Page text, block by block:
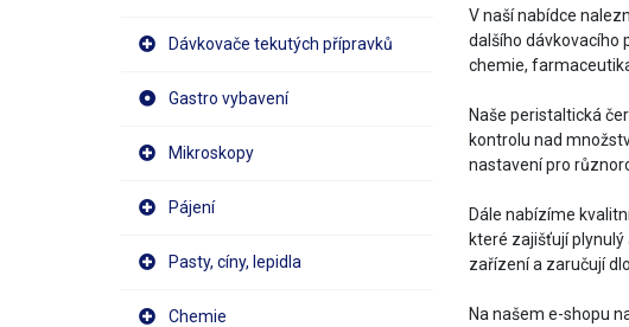
Dávkovače tekutých přípravků
Gastro vybavení
Mikroskopy
Pájení
Pasty, cíny, lepidla
Chemie
V naší nabídce
dalšího dávkovacího
chemie,
Naše peristaltická
kontrolu nad
nastavení pro
Dále nabízíme
které zajišťují
zařízení a zaručují
Na našem e-shopu